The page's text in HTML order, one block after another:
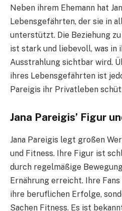
Neben ihrem Ehemann hat
Lebensgefährten, der sie in
unterstützt. Die Beziehung
ist stark und liebevoll, was in
Ausstrahlung sichtbar wird.
ihres Lebensgefährten ist
Pareigis ihr Privatleben
Jana Pareigis’ Figur
Jana Pareigis legt großen
und Fitness. Ihre Figur ist
durch regelmäßige
Ernährung erreicht. Ihre
ihre beruflichen Erfolge,
Sachen Fitness. Es ist